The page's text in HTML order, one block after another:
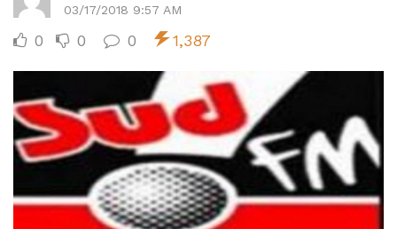
03/17/2018 9:57 AM
0 0 0 1,387